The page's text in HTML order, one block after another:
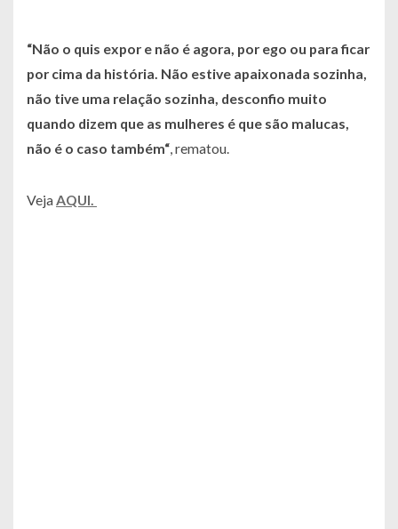
“Não o quis expor e não é agora, por ego ou para ficar
por cima da história. Não estive apaixonada sozinha,
não tive uma relação sozinha, desconfio muito
quando dizem que as mulheres é que são malucas,
não é o caso também“, rematou.
VejaAQUI.